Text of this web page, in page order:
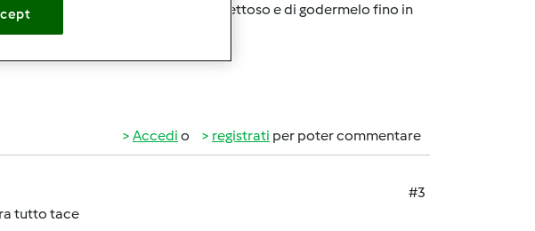
Spero pure io di non riceverlo difettoso e di godermelo fino in
Accedi o registrati per poter commentare
#3
tutto tace